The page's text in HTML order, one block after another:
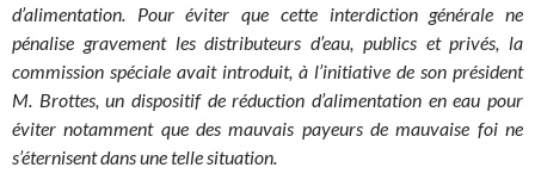
d’alimentation. Pour éviter que cette interdiction générale ne
pénalise gravement les distributeurs d’eau, publics et privés, la
commission spéciale avait introduit, à l’initiative de son président
M. Brottes, un dispositif de réduction d’alimentation en eau pour
éviter notamment que des mauvais payeurs de mauvaise foi ne
s’éternisent dans une telle situation.